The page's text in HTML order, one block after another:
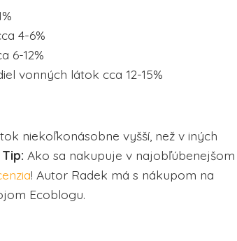
4-6%
6-12%
vonných látok cca 12-15%
niekoľkonásobne vyšší, než v iných
Tip: Ako sa nakupuje v
! Autor Radek má s nákupom na
Ecoblogu.